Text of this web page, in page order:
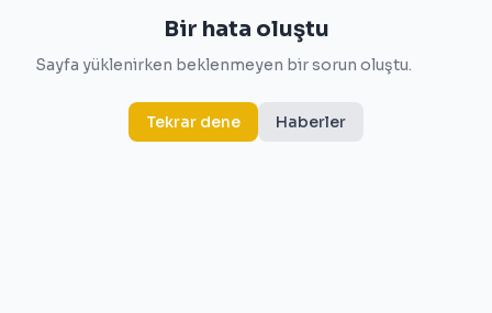
Bir hata oluştu
Sayfa yüklenirken beklenmeyen bir sorun oluştu.
Tekrar dene Haberler